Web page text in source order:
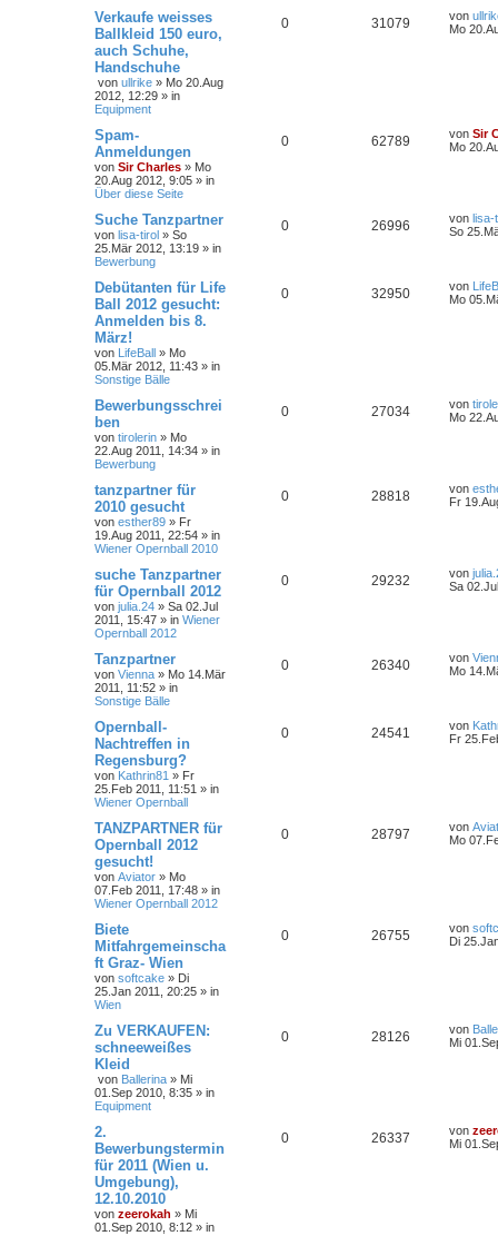
Verkaufe weisses
Ballkleid 150 euro,
auch Schuhe,
Handschuhe
von ullrike » Mo 20.Aug
2012, 12:29 » in
Equipment
0 31079 von
Mo
Spam-
Anmeldungen
von Sir Charles » Mo
20.Aug 2012, 9:05 » in
Über diese Seite
0 62789 von Sir
Mo
Suche Tanzpartner
von lisa-tirol » So
25.Mär 2012, 13:19 » in
Bewerbung
0 26996 von lisa-
So
Debütanten für Life
Ball 2012 gesucht:
Anmelden bis 8.
März!
von LifeBall » Mo
05.Mär 2012, 11:43 » in
Sonstige Bälle
0 32950 von
Mo
Bewerbungsschrei
ben
von tirolerin » Mo
22.Aug 2011, 14:34 » in
Bewerbung
0 27034 von
Mo
tanzpartner für
2010 gesucht
von esther89 » Fr
19.Aug 2011, 22:54 » in
Wiener Opernball 2010
0 28818 von
Fr
suche Tanzpartner
für Opernball 2012
von julia.24 » Sa 02.Jul
2011, 15:47 » in Wiener
Opernball 2012
0 29232 von
Sa
Tanzpartner
von Vienna » Mo 14.Mär
2011, 11:52 » in
Sonstige Bälle
0 26340 von
Mo
Opernball-
Nachtreffen in
Regensburg?
von Kathrin81 » Fr
25.Feb 2011, 11:51 » in
Wiener Opernball
0 24541 von
Fr
TANZPARTNER für
Opernball 2012
gesucht!
von Aviator » Mo
07.Feb 2011, 17:48 » in
Wiener Opernball 2012
0 28797 von
Mo
Biete
Mitfahrgemeinscha
ft Graz- Wien
von softcake » Di
25.Jan 2011, 20:25 » in
Wien
0 26755 von
Di
Zu VERKAUFEN:
schneeweißes
Kleid
von Ballerina » Mi
01.Sep 2010, 8:35 » in
Equipment
0 28126 von
Mi
2.
Bewerbungstermin
für 2011 (Wien u.
Umgebung),
12.10.2010
von zeerokah » Mi
01.Sep 2010, 8:12 » in
0 26337 von
Mi